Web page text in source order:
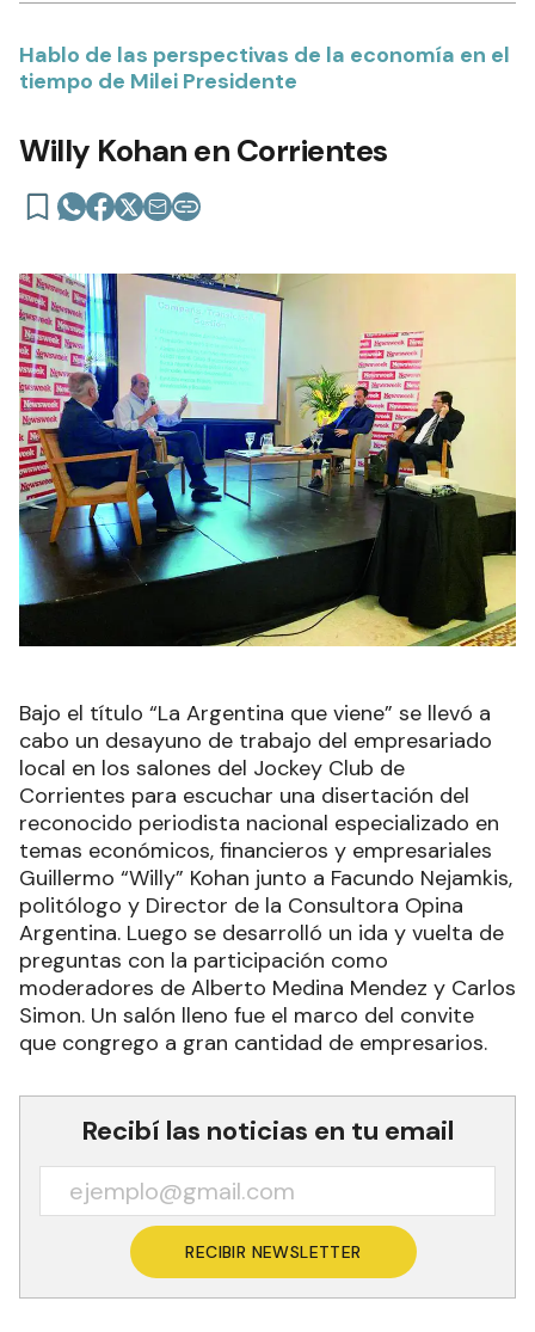
Hablo de las perspectivas de la economía en el
tiempo de Milei Presidente
Willy Kohan en Corrientes
Bajo el título “La Argentina que viene” se llevó a
cabo un desayuno de trabajo del empresariado
local en los salones del Jockey Club de
Corrientes para escuchar una disertación del
reconocido periodista nacional especializado en
temas económicos, financieros y empresariales
Guillermo “Willy” Kohan junto a Facundo Nejamkis,
politólogo y Director de la Consultora Opina
Argentina. Luego se desarrolló un ida y vuelta de
preguntas con la participación como
moderadores de Alberto Medina Mendez y Carlos
Simon. Un salón lleno fue el marco del convite
que congrego a gran cantidad de empresarios.
Recibí las noticias en tu email
RECIBIR NEWSLETTER